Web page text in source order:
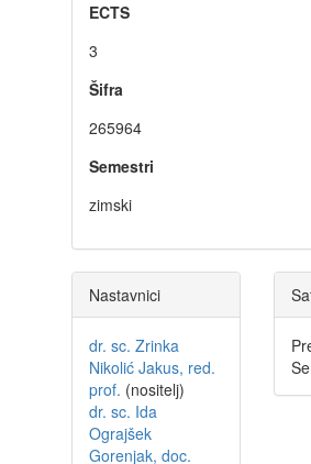
ECTS
3
Šifra
265964
Semestri
zimski
Nastavnici
dr. sc. Zrinka
Nikolić Jakus, red.
prof. (nositelj)
dr. sc. Ida
Ograjšek
Gorenjak, doc.